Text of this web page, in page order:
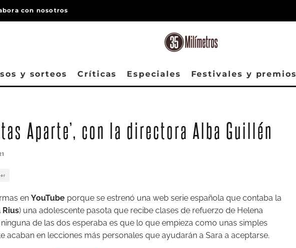
con nosotros
y sorteos Críticas Especiales Festivales y premios
Aparte’, con la directora Alba Guillén
en YouTube porque se estrenó una web serie española que contaba la
Rius) una adolescente pasota que recibe clases de refuerzo de Helena
ninguna de las dos esperaba es que lo que empieza como unas simples
acaban en lecciones más personales que ayudarán a Sara a aceptarse.